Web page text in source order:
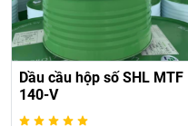
Dầu cầu hộp số SHL MTF
140-V